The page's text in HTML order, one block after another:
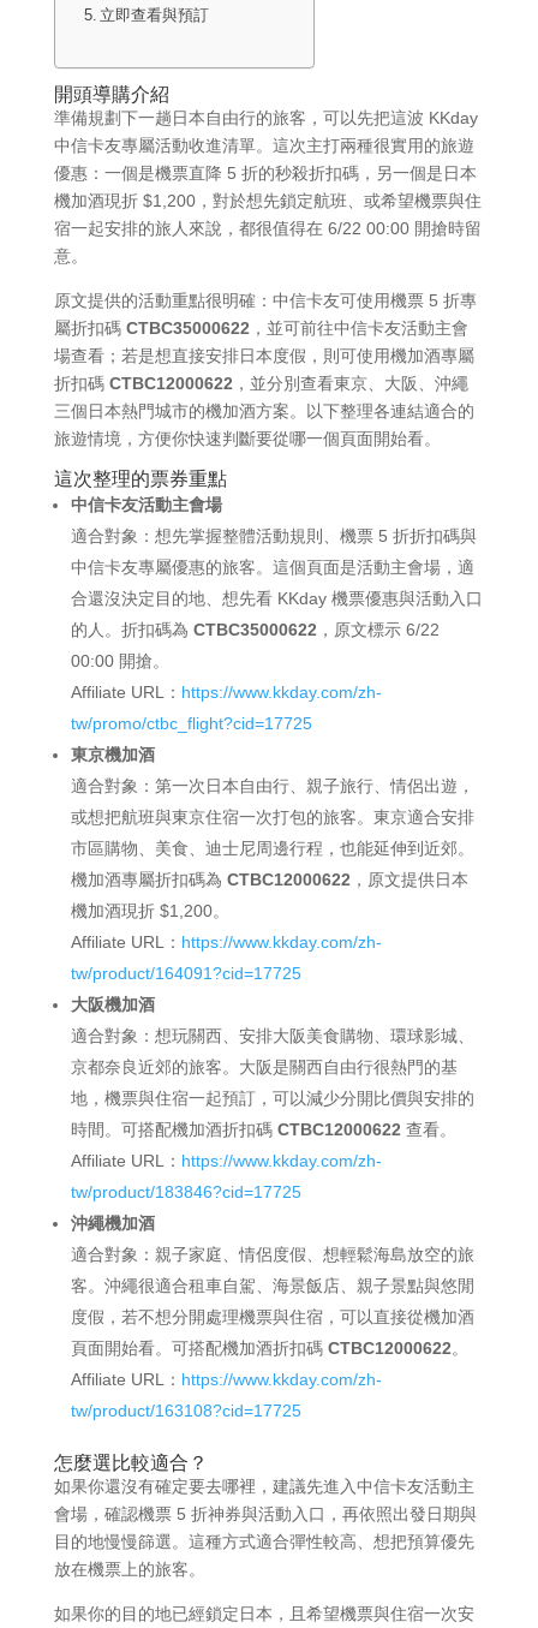
立即查看與預訂
開頭導購介紹
準備規劃下一趟日本自由行的旅客，可以先把這波 KKday
中信卡友專屬活動收進清單。這次主打兩種很實用的旅遊
優惠：一個是機票直降 5 折的秒殺折扣碼，另一個是日本
機加酒現折 $1,200，對於想先鎖定航班、或希望機票與住
宿一起安排的旅人來說，都很值得在 6/22 00:00 開搶時留
意。
原文提供的活動重點很明確：中信卡友可使用機票 5 折專
屬折扣碼 CTBC35000622 ，並可前往中信卡友活動主會
場查看；若是想直接安排日本度假，則可使用機加酒專屬
折扣碼 CTBC12000622 ，並分別查看東京、大阪、沖繩
三個日本熱門城市的機加酒方案。以下整理各連結適合的
旅遊情境，方便你快速判斷要從哪一個頁面開始看。
這次整理的票券重點
中信卡友活動主會場
適合對象：想先掌握整體活動規則、機票 5 折折扣碼與
中信卡友專屬優惠的旅客。這個頁面是活動主會場，適
合還沒決定目的地、想先看 KKday 機票優惠與活動入口
的人。折扣碼為 CTBC35000622 ，原文標示 6/22
00:00 開搶。
Affiliate URL： https://www.kkday.com/zh-
tw/promo/ctbc_flight?cid=17725
東京機加酒
適合對象：第一次日本自由行、親子旅行、情侶出遊，
或想把航班與東京住宿一次打包的旅客。東京適合安排
市區購物、美食、迪士尼周邊行程，也能延伸到近郊。
機加酒專屬折扣碼為 CTBC12000622 ，原文提供日本
機加酒現折 $1,200。
Affiliate URL： https://www.kkday.com/zh-
tw/product/164091?cid=17725
大阪機加酒
適合對象：想玩關西、安排大阪美食購物、環球影城、
京都奈良近郊的旅客。大阪是關西自由行很熱門的基
地，機票與住宿一起預訂，可以減少分開比價與安排的
時間。可搭配機加酒折扣碼 CTBC12000622 查看。
Affiliate URL： https://www.kkday.com/zh-
tw/product/183846?cid=17725
沖繩機加酒
適合對象：親子家庭、情侶度假、想輕鬆海島放空的旅
客。沖繩很適合租車自駕、海景飯店、親子景點與悠閒
度假，若不想分開處理機票與住宿，可以直接從機加酒
頁面開始看。可搭配機加酒折扣碼 CTBC12000622。
Affiliate URL： https://www.kkday.com/zh-
tw/product/163108?cid=17725
怎麼選比較適合？
如果你還沒有確定要去哪裡，建議先進入中信卡友活動主
會場，確認機票 5 折神券與活動入口，再依照出發日期與
目的地慢慢篩選。這種方式適合彈性較高、想把預算優先
放在機票上的旅客。
如果你的目的地已經鎖定日本，且希望機票與住宿一次安